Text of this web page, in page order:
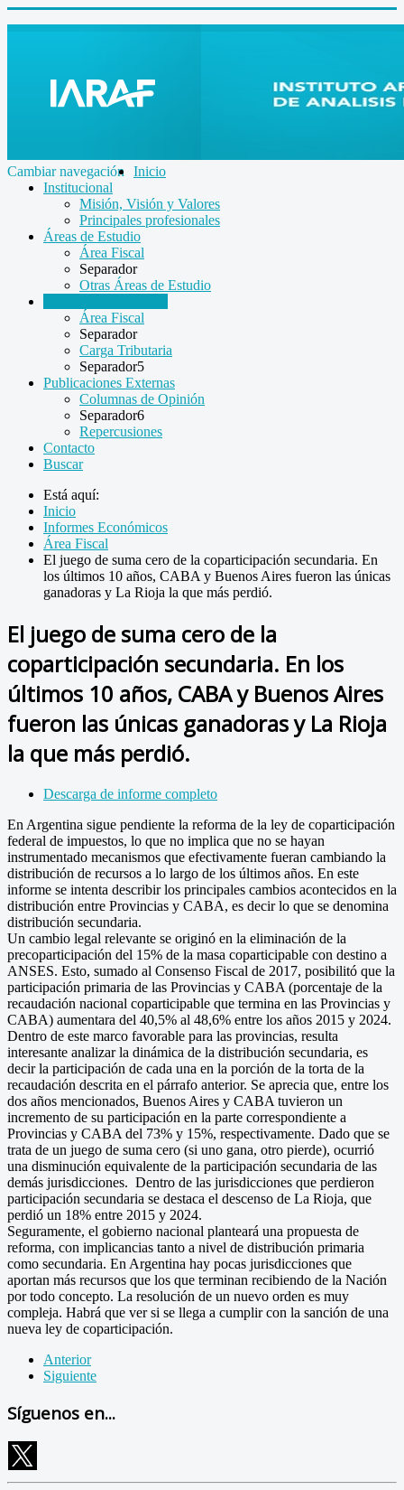
Cambiar navegación
Inicio
Institucional
Misión, Visión y Valores
Principales profesionales
Áreas de Estudio
Área Fiscal
Separador
Otras Áreas de Estudio
Área Fiscal
Separador
Carga Tributaria
Separador5
Publicaciones Externas
Columnas de Opinión
Separador6
Repercusiones
Contacto
Buscar
Está aquí:
Inicio
Informes Económicos
Área Fiscal
El juego de suma cero de la coparticipación secundaria. En
los últimos 10 años, CABA y Buenos Aires fueron las únicas
ganadoras y La Rioja la que más perdió.
El juego de suma cero de la
coparticipación secundaria. En los
últimos 10 años, CABA y Buenos Aires
fueron las únicas ganadoras y La Rioja
la que más perdió.
Descarga de informe completo
En Argentina sigue pendiente la reforma de la ley de coparticipación
federal de impuestos, lo que no implica que no se hayan
instrumentado mecanismos que efectivamente fueran cambiando la
distribución de recursos a lo largo de los últimos años. En este
informe se intenta describir los principales cambios acontecidos en la
distribución entre Provincias y CABA, es decir lo que se denomina
distribución secundaria.
Un cambio legal relevante se originó en la eliminación de la
precoparticipación del 15% de la masa coparticipable con destino a
ANSES. Esto, sumado al Consenso Fiscal de 2017, posibilitó que la
participación primaria de las Provincias y CABA (porcentaje de la
recaudación nacional coparticipable que termina en las Provincias y
CABA) aumentara del 40,5% al 48,6% entre los años 2015 y 2024.
Dentro de este marco favorable para las provincias, resulta
interesante analizar la dinámica de la distribución secundaria, es
decir la participación de cada una en la porción de la torta de la
recaudación descrita en el párrafo anterior. Se aprecia que, entre los
dos años mencionados, Buenos Aires y CABA tuvieron un
incremento de su participación en la parte correspondiente a
Provincias y CABA del 73% y 15%, respectivamente. Dado que se
trata de un juego de suma cero (si uno gana, otro pierde), ocurrió
una disminución equivalente de la participación secundaria de las
demás jurisdicciones. Dentro de las jurisdicciones que perdieron
participación secundaria se destaca el descenso de La Rioja, que
perdió un 18% entre 2015 y 2024.
Seguramente, el gobierno nacional planteará una propuesta de
reforma, con implicancias tanto a nivel de distribución primaria
como secundaria. En Argentina hay pocas jurisdicciones que
aportan más recursos que los que terminan recibiendo de la Nación
por todo concepto. La resolución de un nuevo orden es muy
compleja. Habrá que ver si se llega a cumplir con la sanción de una
nueva ley de coparticipación.
Anterior
Siguiente
Síguenos en...